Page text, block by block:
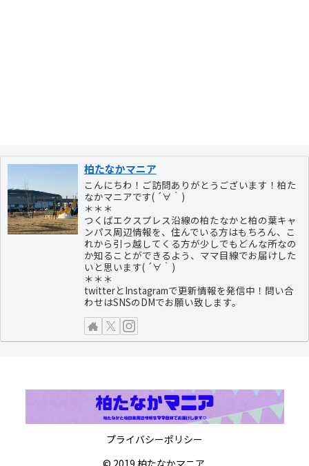
柏たなかマニア
こんにちわ！ご訪問ありがとうございます！柏た
なかマニアです( ´∀｀)
＊＊＊
つくばエクスプレス沿線の柏たなかと柏の葉キャ
ンパス周辺情報を、住んでいる方はもちろん、こ
れから引っ越してくる方が少しでもどんな所なの
か知ることができるよう、ママ目線でお届けした
いと思います( ´∀｀)
＊＊＊
twitterとInstagramで更新情報を発信中！問い合
わせはSNSのDMでお願い致します。
プライバシーポリシー
© 2019 柏たなかマニア.